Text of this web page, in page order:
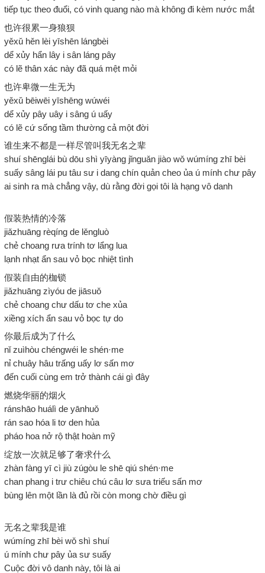
tiếp tục theo đuổi, có vinh quang nào mà không đi kèm nước mắt
也许很累一身狼狈
yěxǔ hěn lèi yīshēn lángbèi
dể xủy hẩn lây i sân láng pây
có lẽ thân xác này đã quá mệt mỏi
也许卑微一生无为
yěxǔ bēiwēi yīshēng wúwéi
dể xủy pây uây i sâng ú uấy
có lẽ cứ sống tầm thường cả một đời
谁生来不都是一样尽管叫我无名之辈
shuí shēnglái bù dōu shì yīyàng jǐnguǎn jiào wǒ wúmíng zhī bèi
suấy sâng lái pu tâu sư i dang chín quản cheo ủa ú mính chư pây
ai sinh ra mà chẳng vậy, dù rằng đời gọi tôi là hạng vô danh
假装热情的冷落
jiǎzhuāng rèqíng de lěngluò
chẻ choang rưa trính tơ lẩng lua
lạnh nhạt ẩn sau vỏ bọc nhiệt tình
假装自由的枷锁
jiǎzhuāng zìyóu de jiāsuǒ
chẻ choang chư dấu tơ che xủa
xiềng xích ẩn sau vỏ bọc tự do
你最后成为了什么
nǐ zuìhòu chéngwéi le shén·me
nỉ chuây hâu trấng uấy lơ sấn mơ
đến cuối cùng em trở thành cái gì đây
燃烧华丽的烟火
ránshāo huálì de yānhuǒ
rán sao hóa li tơ den hủa
pháo hoa nở rộ thật hoàn mỹ
绽放一次就足够了奢求什么
zhàn fàng yī cì jiù zúgòu le shē qiú shén·me
chan phang i trư chiêu chú câu lơ sưa triếu sấn mơ
bùng lên một lần là đủ rồi còn mong chờ điều gì
无名之辈我是谁
wúmíng zhī bèi wǒ shì shuí
ú mính chư pây ủa sư suấy
Cuộc đời vô danh này, tôi là ai